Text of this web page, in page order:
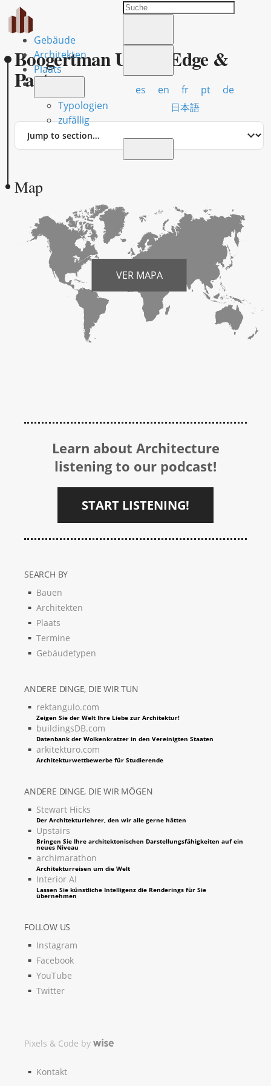
Gebäude
Architekten
Plaats
Typologien
zufällig
es en fr pt
de
日本語
Boogertman Urban Edge &
Partners
Jump
Map
VER MAPA
Learn about Architecture
listening to our podcast!
START LISTENING!
SEARCH BY
Bauen
Architekten
Plaats
Termine
Gebäudetypen
ANDERE DINGE, DIE WIR TUN
rektangulo.com
Zeigen Sie der Welt Ihre Liebe zur Architektur!
buildingsDB.com
Datenbank der Wolkenkratzer in den Vereinigten Staaten
arkitekturo.com
Architekturwettbewerbe für Studierende
ANDERE DINGE, DIE WIR MÖGEN
Stewart Hicks
Der Architekturlehrer, den wir alle gerne hätten
Upstairs
Bringen Sie Ihre architektonischen Darstellungsfähigkeiten auf ein
neues Niveau
archimarathon
Architekturreisen um die Welt
Interior AI
Lassen Sie künstliche Intelligenz die Renderings für Sie
übernehmen
FOLLOW US
Instagram
Facebook
YouTube
Twitter
Pixels & Code by
Kontakt